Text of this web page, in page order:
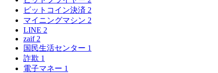
ビットコイン決済 2
マイニングマシン 2
LINE 2
zaif 2
国民生活センター 1
詐欺 1
電子マネー 1